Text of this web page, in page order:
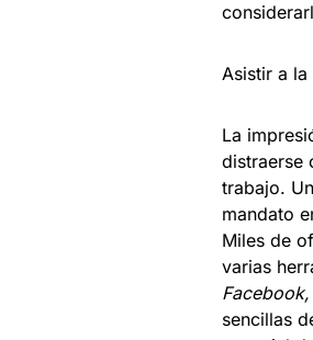
Asistir a
La
distraerse
trabajo.
mandato
Miles de
varias
sencillas